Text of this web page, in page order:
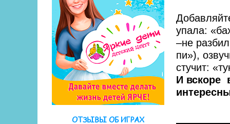
ОТЗЫВЫ ОБ ИГРАХ
упала:
–не
пи»),
стучит:
И вскоре